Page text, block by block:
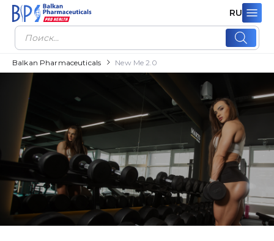
RU
Поиск
товаров
Balkan Pharmaceuticals New Me 2.0